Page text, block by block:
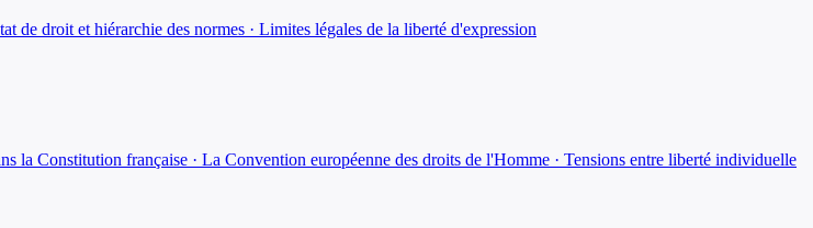
de droit et hiérarchie des normes · Limites légales de la liberté d'expression
la Constitution française · La Convention européenne des droits de l'Homme · Tensions entre liberté individuelle